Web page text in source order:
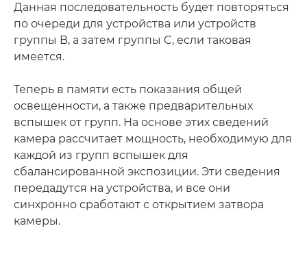
Данная последовательность будет повторяться
по очереди для устройства или устройств
группы B, а затем группы C, если таковая
имеется.
Теперь в памяти есть показания общей
освещенности, а также предварительных
вспышек от групп. На основе этих сведений
камера рассчитает мощность, необходимую для
каждой из групп вспышек для
сбалансированной экспозиции. Эти сведения
передадутся на устройства, и все они
синхронно сработают с открытием затвора
камеры.